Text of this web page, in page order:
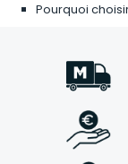
Pourquoi